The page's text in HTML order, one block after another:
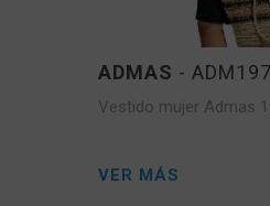
ADMAS -
Vestido mujer Admas
VER MÁS